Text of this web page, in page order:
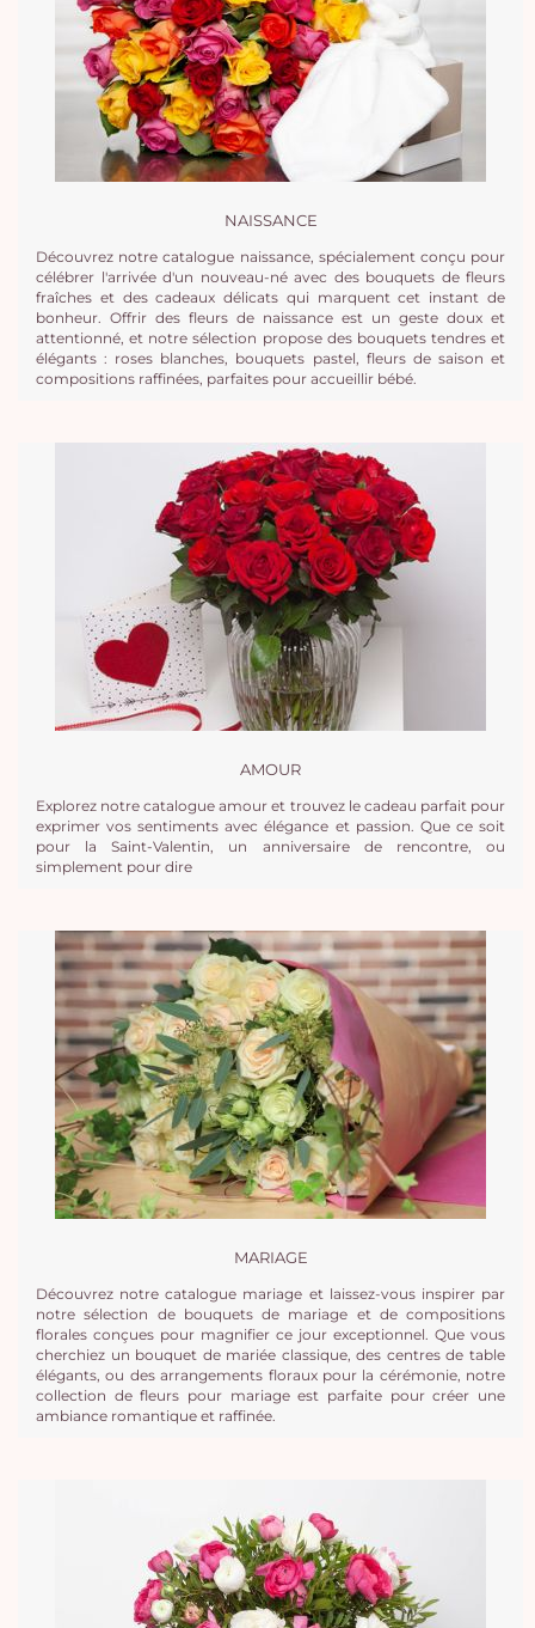
NAISSANCE
Découvrez notre catalogue naissance, spécialement conçu pour
célébrer l'arrivée d'un nouveau-né avec des bouquets de fleurs
fraîches et des cadeaux délicats qui marquent cet instant de
bonheur. Offrir des fleurs de naissance est un geste doux et
attentionné, et notre sélection propose des bouquets tendres et
élégants : roses blanches, bouquets pastel, fleurs de saison et
compositions raffinées, parfaites pour accueillir bébé.
AMOUR
Explorez notre catalogue amour et trouvez le cadeau parfait pour
exprimer vos sentiments avec élégance et passion. Que ce soit
pour la Saint-Valentin, un anniversaire de rencontre, ou
simplement pour dire
MARIAGE
Découvrez notre catalogue mariage et laissez-vous inspirer par
notre sélection de bouquets de mariage et de compositions
florales conçues pour magnifier ce jour exceptionnel. Que vous
cherchiez un bouquet de mariée classique, des centres de table
élégants, ou des arrangements floraux pour la cérémonie, notre
collection de fleurs pour mariage est parfaite pour créer une
ambiance romantique et raffinée.